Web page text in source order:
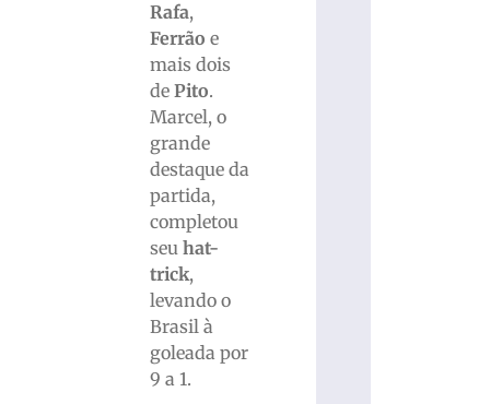
Rafa,
Ferrão e
mais dois
dePito.
Marcel, o
grande
destaque da
partida,
completou
seuhat-
trick,
levando o
Brasil à
goleada por
9 a 1.